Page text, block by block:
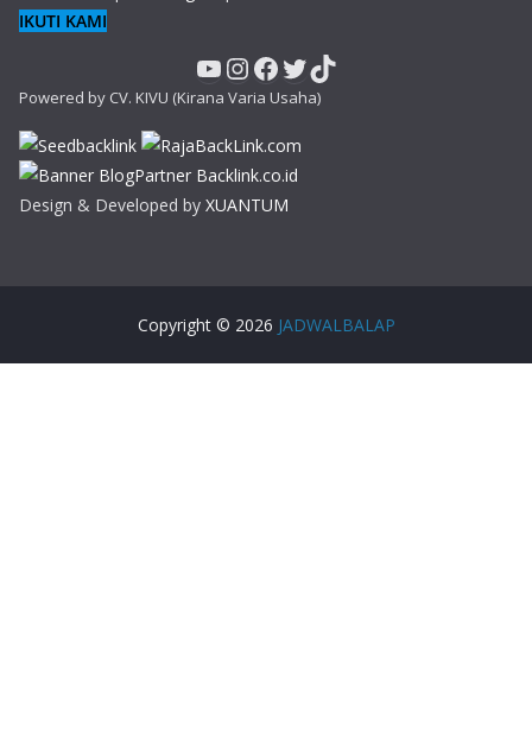
IKUTI KAMI
YouTube
Instagram
Facebook
Twitter
TikTok
Powered by CV. KIVU (Kirana Varia Usaha)
Design & Developed by XUANTUM
Copyright © 2026 JADWALBALAP